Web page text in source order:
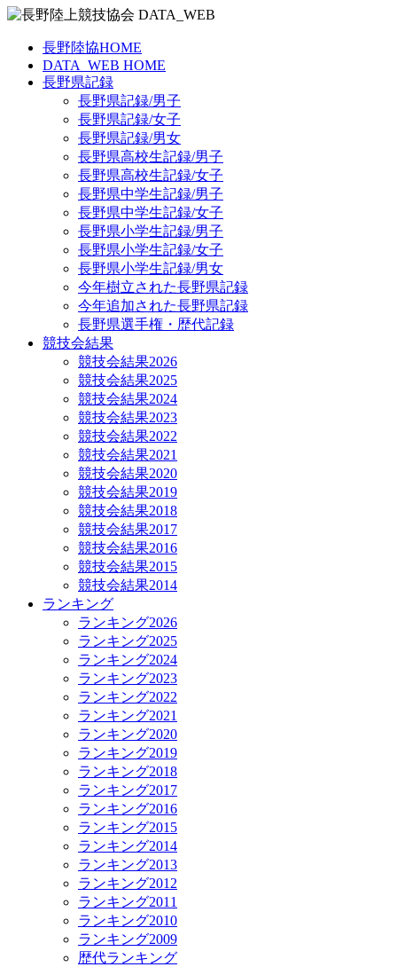
長野陸協HOME
DATA_WEB HOME
長野県記録
長野県記録/男子
長野県記録/女子
長野県記録/男女
長野県高校生記録/男子
長野県高校生記録/女子
長野県中学生記録/男子
長野県中学生記録/女子
長野県小学生記録/男子
長野県小学生記録/女子
長野県小学生記録/男女
今年樹立された長野県記録
今年追加された長野県記録
長野県選手権・歴代記録
競技会結果
競技会結果2026
競技会結果2025
競技会結果2024
競技会結果2023
競技会結果2022
競技会結果2021
競技会結果2020
競技会結果2019
競技会結果2018
競技会結果2017
競技会結果2016
競技会結果2015
競技会結果2014
ランキング
ランキング2026
ランキング2025
ランキング2024
ランキング2023
ランキング2022
ランキング2021
ランキング2020
ランキング2019
ランキング2018
ランキング2017
ランキング2016
ランキング2015
ランキング2014
ランキング2013
ランキング2012
ランキング2011
ランキング2010
ランキング2009
歴代ランキング